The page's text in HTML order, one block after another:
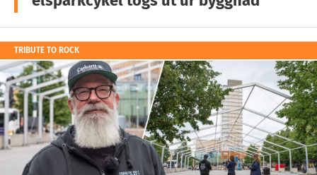
TRIBUTE TO ROCK